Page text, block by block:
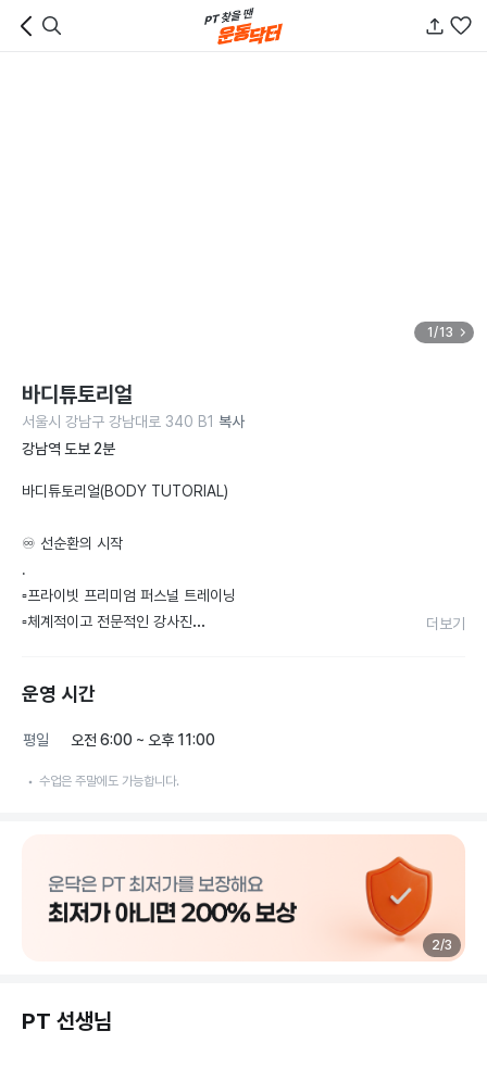
1/13
바디튜토리얼
서울시 강남구 강남대로 340 B1 복사
강남역 도보 2분
바디튜토리얼(BODY TUTORIAL)
♾ 선순환의 시작
.
▫️프라이빗 프리미엄 퍼스널 트레이닝
▫️체계적이고 전문적인 강사진
더보기
운영 시간
평일 오전 6:00 ~ 오후 11:00
수업은 주말에도 가능합니다.
2/3
PT 선생님